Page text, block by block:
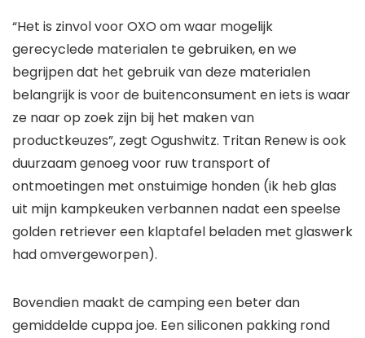
“Het is zinvol voor OXO om waar mogelijk
gerecyclede materialen te gebruiken, en we
begrijpen dat het gebruik van deze materialen
belangrijk is voor de buitenconsument en iets is waar
ze naar op zoek zijn bij het maken van
productkeuzes”, zegt Ogushwitz. Tritan Renew is ook
duurzaam genoeg voor ruw transport of
ontmoetingen met onstuimige honden (ik heb glas
uit mijn kampkeuken verbannen nadat een speelse
golden retriever een klaptafel beladen met glaswerk
had omvergeworpen).
Bovendien maakt de camping een beter dan
gemiddelde cuppa joe. Een siliconen pakking rond